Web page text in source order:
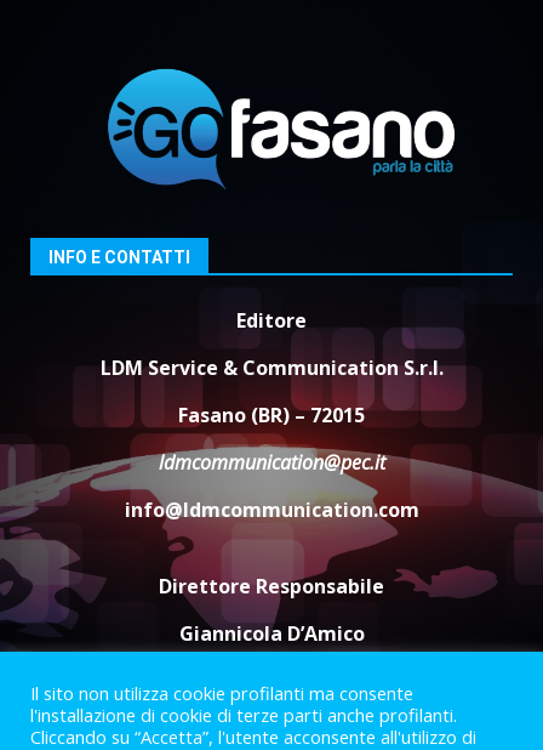
Savelletri
8 Agosto 2026 11:00
3
Savelletri in festa, domani sera
Politiche Giovanili e Mobilità
Sostenibile: premiati gli studenti
universitari del bando “La strada
8 Agosto 2026 07:15
“I Contestatori: Musica di
Rivoluzione”: nuovo
appuntamento con “Fasano in
Banda”
7 Agosto 2026 06:05
INFO E CONTATTI
Editore
LDM Service & Communication S.r.l.
Fasano (BR) – 72015
ldmcommunication@pec.it
info@ldmcommunication.com
Direttore Responsabile
Giannicola D’Amico
Termini e Condizioni
Privacy Policy
Informazioni Legali
Il sito non utilizza cookie profilanti ma consente
l'installazione di cookie di terze parti anche profilanti.
Cliccando su “Accetta”, l'utente acconsente all'utilizzo di